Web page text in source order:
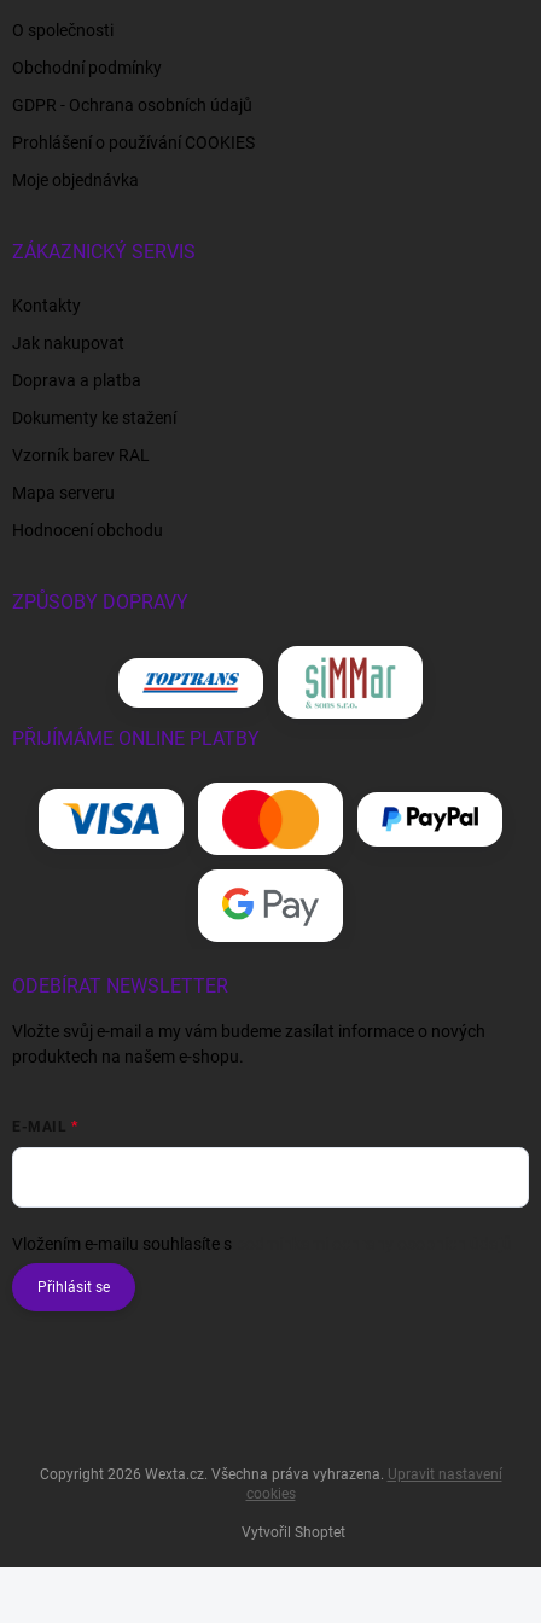
O společnosti
Obchodní podmínky
GDPR - Ochrana osobních údajů
Prohlášení o používání COOKIES
Moje objednávka
ZÁKAZNICKÝ SERVIS
Kontakty
Jak nakupovat
Doprava a platba
Dokumenty ke stažení
Vzorník barev RAL
Mapa serveru
Hodnocení obchodu
ZPŮSOBY DOPRAVY
PŘIJÍMÁME ONLINE PLATBY
ODEBÍRAT NEWSLETTER
Vložte svůj e-mail a my vám budeme zasílat informace o nových
produktech na našem e-shopu.
E-MAIL
Vložením e-mailu souhlasíte s
Přihlásit se
Vytvořil Shoptet
Copyright 2026 Wexta.cz. Všechna práva vyhrazena. Upravit nastavení
cookies